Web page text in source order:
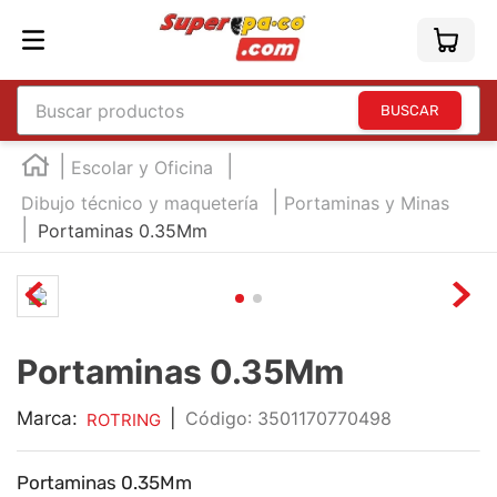
Buscar productos
Escolar y Oficina
Dibujo técnico y maquetería
Portaminas y Minas
Portaminas 0.35Mm
Portaminas 0.35Mm
Marca: ROTRING : 3501170770498
Portaminas 0.35Mm
TÉRMINOS MÁS BUSCADOS
1
england
2.
marcador e300
4
6.
marcadores
7.
audifonos